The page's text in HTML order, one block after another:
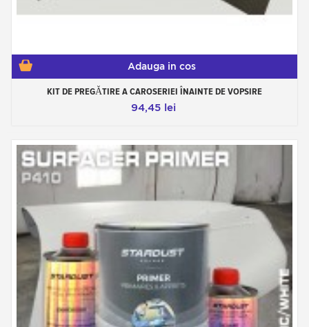
Adauga in cos
KIT DE PREGĂTIRE A CAROSERIEI ÎNAINTE DE VOPSIRE
94,45 lei